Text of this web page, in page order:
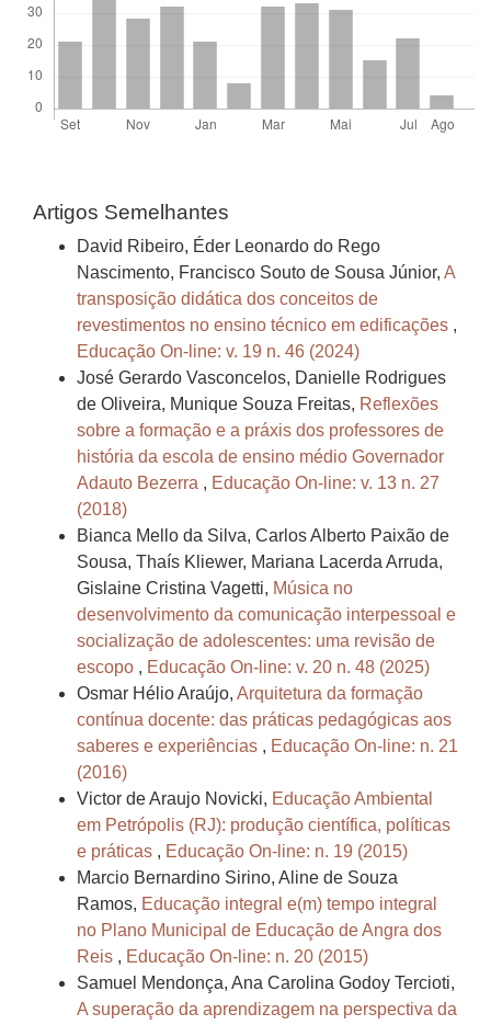
Artigos Semelhantes
David Ribeiro, Éder Leonardo do Rego
Nascimento, Francisco Souto de Sousa Júnior, A
transposição didática dos conceitos de
revestimentos no ensino técnico em edificações ,
Educação On-line: v. 19 n. 46 (2024)
José Gerardo Vasconcelos, Danielle Rodrigues
de Oliveira, Munique Souza Freitas, Reflexões
sobre a formação e a práxis dos professores de
história da escola de ensino médio Governador
Adauto Bezerra , Educação On-line: v. 13 n. 27
(2018)
Bianca Mello da Silva, Carlos Alberto Paixão de
Sousa, Thaís Kliewer, Mariana Lacerda Arruda,
Gislaine Cristina Vagetti, Música no
desenvolvimento da comunicação interpessoal e
socialização de adolescentes: uma revisão de
escopo , Educação On-line: v. 20 n. 48 (2025)
Osmar Hélio Araújo, Arquitetura da formação
contínua docente: das práticas pedagógicas aos
saberes e experiências , Educação On-line: n. 21
(2016)
Victor de Araujo Novicki, Educação Ambiental
em Petrópolis (RJ): produção científica, políticas
e práticas , Educação On-line: n. 19 (2015)
Marcio Bernardino Sirino, Aline de Souza
Ramos, Educação integral e(m) tempo integral
no Plano Municipal de Educação de Angra dos
Reis , Educação On-line: n. 20 (2015)
Samuel Mendonça, Ana Carolina Godoy Tercioti,
A superação da aprendizagem na perspectiva da